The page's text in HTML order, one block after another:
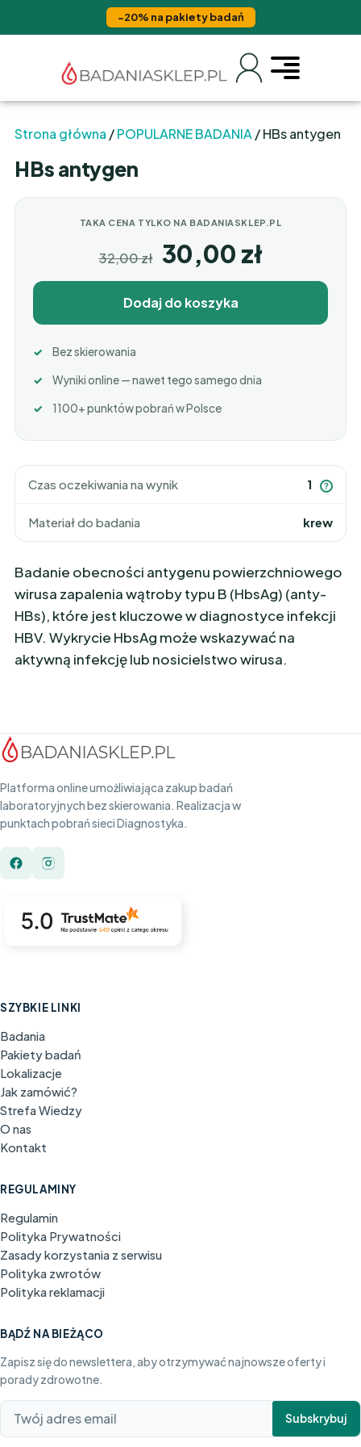
−20% na pakiety badań
Strona główna /POPULARNE BADANIA / HBs antygen
HBs antygen
Czas oczekiwania na wynik 1 ?
Materiał do badania krew
Badanie obecności antygenu powierzchniowego
wirusa zapalenia wątroby typu B (HbsAg) (anty-
HBs), które jest kluczowe w diagnostyce infekcji
HBV. Wykrycie HbsAg może wskazywać na
aktywną infekcję lub nosicielstwo wirusa.
TAKA CENA TYLKO NA BADANIASKLEP.PL
32,00zł 30,00 zł
Dodaj do koszyka
Bez skierowania
Wyniki online — nawet tego samego dnia
1100+ punktów pobrań w Polsce
Platforma online umożliwiająca zakup badań
laboratoryjnych bez skierowania. Realizacja w
punktach pobrań sieci Diagnostyka.
SZYBKIE LINKI
Badania
Pakiety badań
Lokalizacje
Jak zamówić?
Strefa Wiedzy
O nas
Kontakt
REGULAMINY
Regulamin
Polityka Prywatności
Zasady korzystania z serwisu
Polityka zwrotów
Polityka reklamacji
BĄDŹ NA BIEŻĄCO
Zapisz się do newslettera, aby otrzymywać najnowsze oferty i
porady zdrowotne.
Subskrybuj